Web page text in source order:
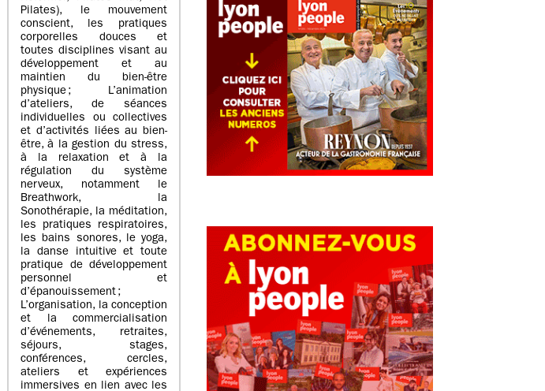
Pilates), le mouvement
conscient, les pratiques
corporelles douces et
toutes disciplines visant au
développement et au
maintien du bien-être
physique ; L’animation
d’ateliers, de séances
individuelles ou collectives
et d’activités liées au bien-
être, à la gestion du stress,
à la relaxation et à la
régulation du système
nerveux, notamment le
Breathwork, la
Sonothérapie, la méditation,
les pratiques respiratoires,
les bains sonores, le yoga,
la danse intuitive et toute
pratique de développement
personnel et
d’épanouissement ;
L’organisation, la conception
et la commercialisation
d’événements, retraites,
séjours, stages,
conférences, cercles,
ateliers et expériences
immersives en lien avec les